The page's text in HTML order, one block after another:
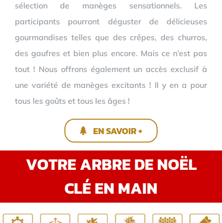
sélection de manèges sensationnels. Les
participants pourront déguster de délicieuses
gourmandises telles que des crêpes, des churros,
des gaufres et bien plus encore. Mais ce n’est pas
tout ! Nous offrons également un accès exclusif à
une variété de manèges excitants ! Il y en a pour
tous les goûts et tous les âges !
EN SAVOIR +
VOTRE ARBRE DE NOËL
CLÉ EN MAIN